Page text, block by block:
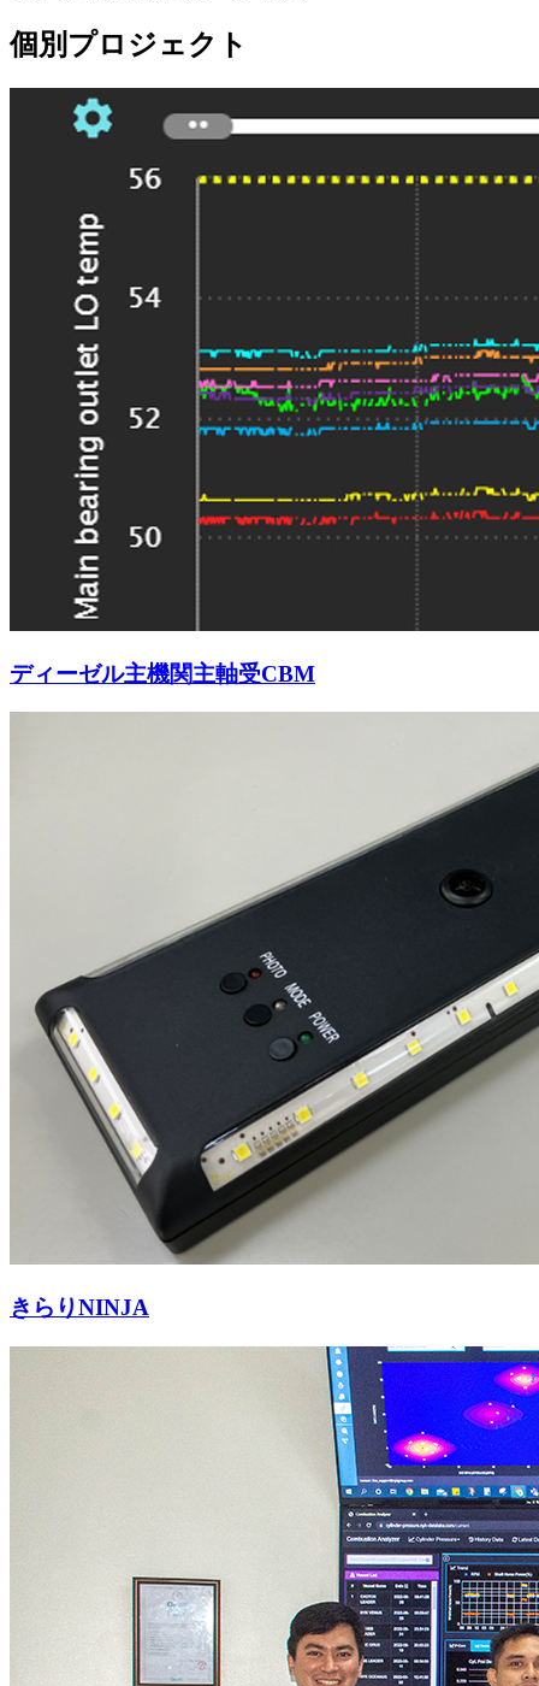
個別プロジェクト
ディーゼル主機関主軸受CBM
きらりNINJA